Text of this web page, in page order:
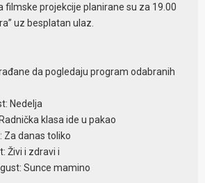
filmske projekcije planirane su za 19.00
uz besplatan ulaz.
da pogledaju program odabranih
Nedelja
klasa ide u pakao
Za danas toliko
Živi i zdravi i
Sunce mamino